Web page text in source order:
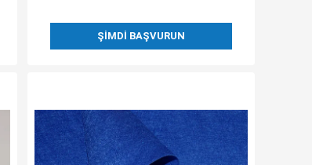
ŞIMDI BAŞVURUN